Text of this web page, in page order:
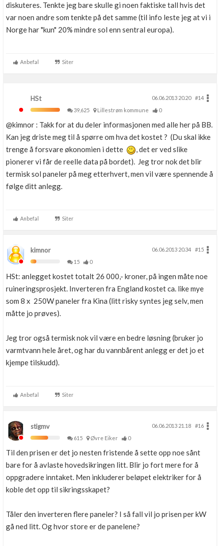
diskuteres. Tenkte jeg bare skulle gi noen faktiske tall hvis det
var noen andre som tenkte på det samme (til info leste jeg at vi i
Norge har "kun" 20% mindre sol enn sentral europa).
Anbefal Siter
HSt 06.06.2013 20.20
#14
39,625
Lillestrøm kommune 0
@kimnor : Takk for at du deler informasjonen med alle her på BB.
Kan jeg driste meg til å spørre om hva det kostet ? (Du skal ikke
trenge å forsvare økonomien i dette
, det er ved slike
pionerer vi får de reelle data på bordet). Jeg tror nok det blir
termisk sol paneler på meg etterhvert, men vil være spennende å
følge ditt anlegg.
Anbefal Siter
kimnor 06.06.2013 20.34
#15
15
0
HSt: anlegget kostet totalt 26 000,- kroner, på ingen måte noe
ruineringsprosjekt. Inverteren fra England kostet ca. like mye
som 8 x 250W paneler fra Kina (litt risky syntes jeg selv, men
måtte jo prøves).
Jeg tror også termisk nok vil være en bedre løsning (bruker jo
varmtvann hele året, og har du vannbårent anlegg er det jo et
kjempe tilskudd).
Anbefal Siter
stigmv 06.06.2013 21.18
#16
615
Øvre Eiker 0
Til den prisen er det jo nesten fristende å sette opp noe sånt
bare for å avlaste hovedsikringen litt. Blir jo fort mere for å
oppgradere inntaket. Men inkluderer beløpet elektriker for å
koble det opp til sikringsskapet?
Tåler den inverteren flere paneler? I så fall vil jo prisen per kW
gå ned litt. Og hvor store er de panelene?